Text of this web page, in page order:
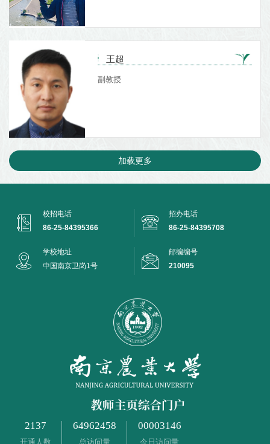
王超
副教授
加载更多
校招电话
86-25-84395366
招办电话
86-25-84395708
学校地址
中国南京卫岗1号
邮编编号
210095
2137
开通人数
64962458
总访问量
00003146
今日访问量